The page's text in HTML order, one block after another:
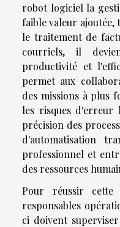
robot logiciel la
faible valeur ajoutée,
le traitement de
courriels, il
productivité et
permet aux
des missions à plus
les risques d'erreur
précision des
d'automatisation
professionnel et
des ressources
Pour réussir cette
responsables
ci doivent